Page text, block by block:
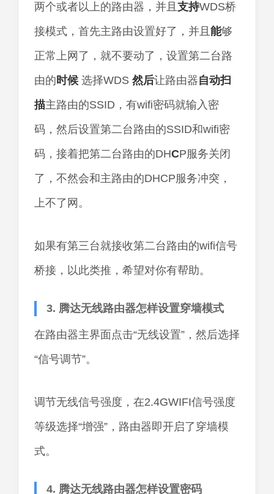
两个或者以上的路由器，并且 支持WDS桥
接模式，首先主路由设置好了，并且 能够
正常上网了，就不要动了，设置第二台路
由的时候 选择WDS 然后让路由器自动扫
描主路由的SSID，有wifi密码就输入密
码，然后设置第二台路由的SSID和wifi密
码，接着把第二台路由的DHCP服务关闭
了，不然会和主路由的DHCP服务冲突，
上不了网。
如果有第三台就接收第二台路由的wifi信号
桥接，以此类推，希望对你有帮助。
3. 腾达无线路由器怎样设置穿墙模式
在路由器主界面点击“无线设置”，然后选择
“信号调节”。
调节无线信号强度，在2.4GWIFI信号强度
等级选择“增强”，路由器即开启了穿墙模
式。
4. 腾达无线路由器怎样设置密码